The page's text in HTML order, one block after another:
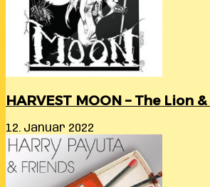
HARVEST MOON – The Lion
12. Januar 2022